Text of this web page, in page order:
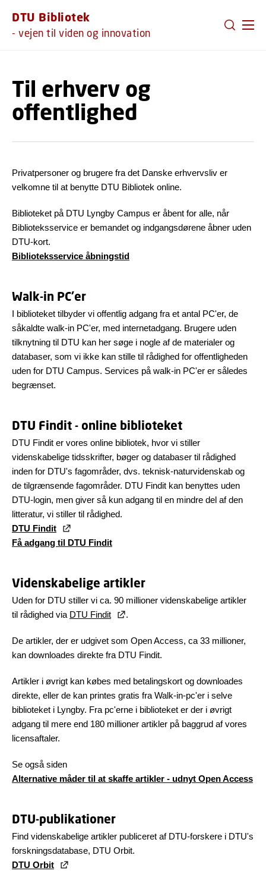
DTU Bibliotek
- vejen til viden og innovation
Til erhverv og
offentlighed
Privatpersoner og brugere fra det Danske erhvervsliv er
velkomne til at benytte DTU Bibliotek online.
Biblioteket på DTU Lyngby Campus er åbent for alle, når
Biblioteksservice er bemandet og indgangsdørene åbner uden
DTU-kort.
Biblioteksservice åbningstid
Walk-in PC'er
I biblioteket tilbyder vi offentlig adgang fra et antal PC'er, de
såkaldte walk-in PC'er, med internetadgang. Brugere uden
tilknytning til DTU kan her søge i nogle af de materialer og
databaser, som vi ikke kan stille til rådighed for offentligheden
uden for DTU Campus. Services på walk-in PC'er er således
begrænset.
DTU Findit - online biblioteket
DTU Findit er vores online bibliotek, hvor vi stiller
videnskabelige tidsskrifter, bøger og databaser til rådighed
inden for DTU's fagområder, dvs. teknisk-naturvidenskab og
de tilgrænsende fagområder. DTU Findit kan benyttes uden
DTU-login, men giver så kun adgang til en mindre del af den
litteratur, vi stiller til rådighed.
DTU Findit
Få adgang til DTU Findit
Videnskabelige artikler
Uden for DTU stiller vi ca. 90 millioner videnskabelige artikler
til rådighed via DTU Findit .
De artikler, der er udgivet som Open Access, ca 33 millioner,
kan downloades direkte fra DTU Findit.
Artikler i øvrigt kan købes med betalingskort og downloades
direkte, eller de kan printes gratis fra Walk-in-pc'er i selve
biblioteket i Lyngby. Fra pc'erne i biblioteket er der i øvrigt
adgang til mere end 180 millioner artikler på baggrud af vores
licensaftaler.
Se også siden
Alternative måder til at skaffe artikler - udnyt Open Access
DTU-publikationer
Find videnskabelige artikler publiceret af DTU-forskere i DTU's
forskningsdatabase, DTU Orbit.
DTU Orbit